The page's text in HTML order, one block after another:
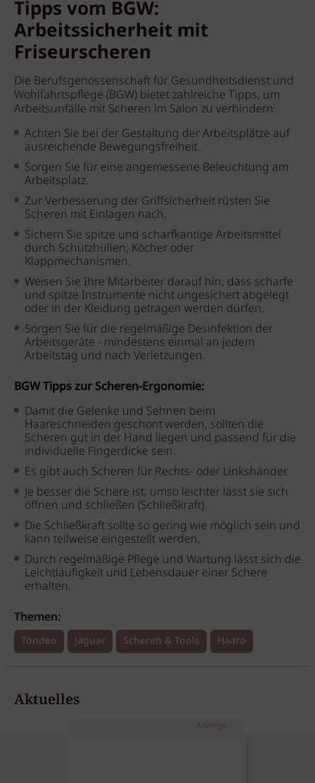
Tipps vom BGW:
Arbeitssicherheit mit
Friseurscheren
Die Berufsgenossenschaft für Gesundheitsdienst und
Wohlfahrtspflege (BGW) bietet zahlreiche Tipps, um
Arbeitsunfälle mit Scheren im Salon zu verhindern.
Achten Sie bei der Gestaltung der Arbeitsplätze auf
ausreichende Bewegungsfreiheit.
Sorgen Sie für eine angemessene Beleuchtung am
Arbeitsplatz.
Zur Verbesserung der Griffsicherheit rüsten Sie
Scheren mit Einlagen nach.
Sichern Sie spitze und scharfkantige Arbeitsmittel
durch Schutzhüllen, Köcher oder
Klappmechanismen.
Weisen Sie Ihre Mitarbeiter darauf hin, dass scharfe
und spitze Instrumente nicht ungesichert abgelegt
oder in der Kleidung getragen werden dürfen.
Sorgen Sie für die regelmäßige Desinfektion der
Arbeitsgeräte - mindestens einmal an jedem
Arbeitstag und nach Verletzungen.
BGW Tipps zur Scheren-Ergonomie:
Damit die Gelenke und Sehnen beim
Haareschneiden geschont werden, sollten die
Scheren gut in der Hand liegen und passend für die
individuelle Fingerdicke sein.
Es gibt auch Scheren für Rechts- oder Linkshänder.
Je besser die Schere ist, umso leichter lässt sie sich
öffnen und schließen (Schließkraft).
Die Schließkraft sollte so gering wie möglich sein und
kann teilweise eingestellt werden.
Durch regelmäßige Pflege und Wartung lässt sich die
Leichtläufigkeit und Lebensdauer einer Schere
erhalten.
Themen:
Tondeo Jaguar Scheren & Tools Haaro
Aktuelles
Anzeige